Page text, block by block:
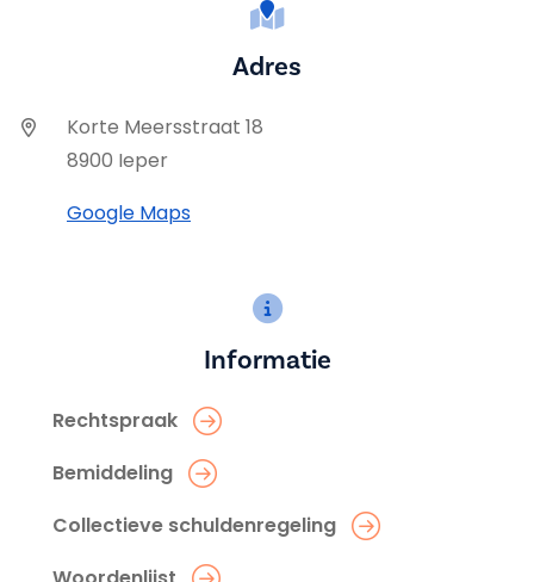
Adres
Korte Meersstraat 18
8900 Ieper
Google Maps
Informatie
Rechtspraak
Bemiddeling
Collectieve schuldenregeling